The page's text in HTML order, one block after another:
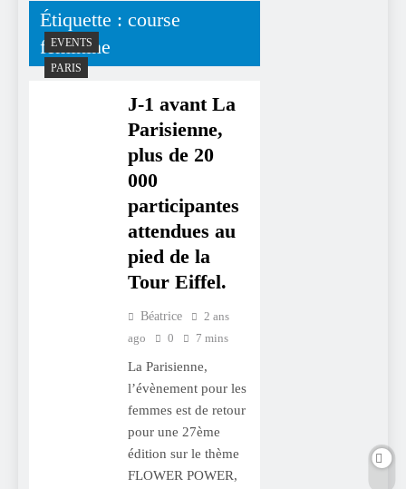
Étiquette : course
féminine
EVENTS
PARIS
J-1 avant La
Parisienne,
plus de 20
000
participantes
attendues au
pied de la
Tour Eiffel.
Béatrice
2 ans
ago
0 7 mins
La Parisienne,
l’évènement pour les
femmes est de retour
pour une 27ème
édition sur le thème
FLOWER POWER,